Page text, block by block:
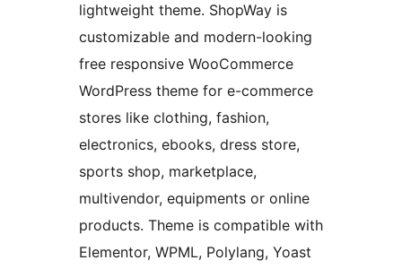
lightweight theme. ShopWay is
customizable and modern-looking
free responsive WooCommerce
WordPress theme for e-commerce
stores like clothing, fashion,
electronics, ebooks, dress store,
sports shop, marketplace,
multivendor, equipments or online
products. Theme is compatible with
Elementor, WPML, Polylang, Yoast